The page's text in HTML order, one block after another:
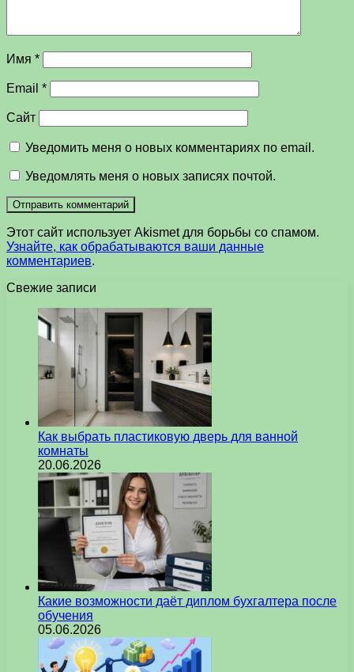
Имя *
Email *
Сайт
Уведомить меня о новых комментариях по email.
Уведомлять меня о новых записях почтой.
Этот сайт использует Akismet для борьбы со спамом.
Узнайте, как обрабатываются ваши данные
комментариев.
Свежие записи
Как выбрать пластиковую дверь для ванной
комнаты
20.06.2026
Какие возможности даёт диплом бухгалтера после
обучения
05.06.2026